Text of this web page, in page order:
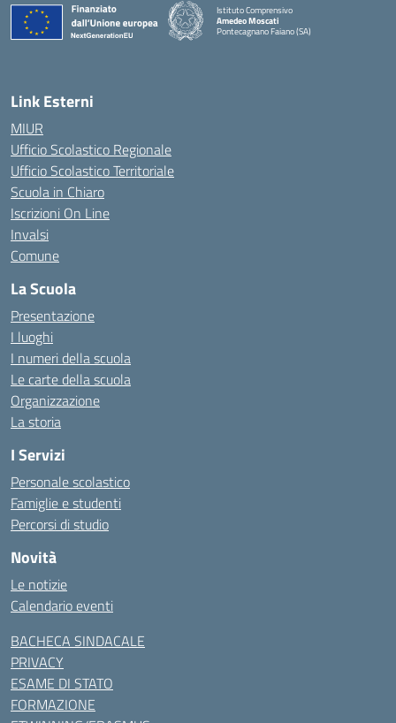
Istituto Comprensivo
Amedeo Moscati
Pontecagnano Faiano (SA)
— Visita la pagina iniziale della scuola
Link Esterni
MIUR
Ufficio Scolastico Regionale
Ufficio Scolastico Territoriale
Scuola in Chiaro
Iscrizioni On Line
Invalsi
Comune
La Scuola
Presentazione
I luoghi
I numeri della scuola
Le carte della scuola
Organizzazione
La storia
I Servizi
Personale scolastico
Famiglie e studenti
Percorsi di studio
Novità
Le notizie
Calendario eventi
BACHECA SINDACALE
PRIVACY
ESAME DI STATO
FORMAZIONE